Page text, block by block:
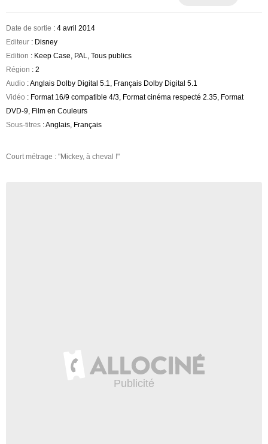
Date de sortie : 4 avril 2014
Editeur : Disney
Edition : Keep Case, PAL, Tous publics
Région : 2
Audio : Anglais Dolby Digital 5.1, Français Dolby Digital 5.1
Vidéo : Format 16/9 compatible 4/3, Format cinéma respecté 2.35, Format
DVD-9, Film en Couleurs
Sous-titres : Anglais, Français
Court métrage : "Mickey, à cheval !"